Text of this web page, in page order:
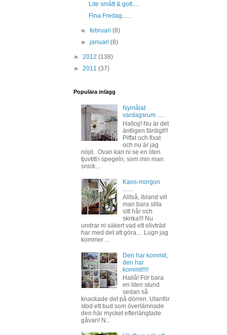
Lite smått & gott.....
Fina Fredag......
►februari(8)
►januari(8)
► 2012 (138)
► 2011 (37)
Populära inlägg
Nymålat
vardagsrum .....
Hallojj! Nu är det
äntligen färdigt!!!
Piffat och fixat
och nu är jag
nöjd. Ovan kan ni se en liten
tjuvtitt i spegeln, som min man
snick...
Kaos-morgon
Alltså, ibland vill
man bara slita
sitt hår och
skrika!!! Nu
undrar ni säkert vad ett olivträd
har med det att göra.... Lugn jag
kommer ...
Den har kommit,
den har
kommit!!!!
Hallå! För bara
en liten stund
sedan så
knackade det på dörren. Utanför
stod ett bud som överlämnade
den här mycket efterlängtade
gåvan! N...